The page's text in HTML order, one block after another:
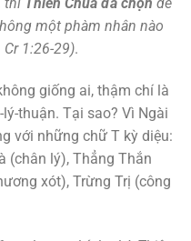
một phàm nhân nào
1:26-29).
giống ai, thậm chí là
thuận. Tại sao? Vì Ngài
với những chữ T kỳ diệu:
(chân lý), Thẳng Thắn
xót), Trừng Trị (công